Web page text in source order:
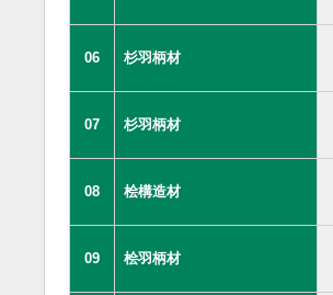
06 杉羽柄材
07 杉羽柄材
08 桧構造材
09 桧羽柄材